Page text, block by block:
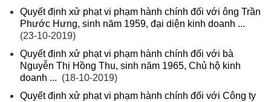
Quyết định xử phạt vi phạm hành chính đối với ông Trần
Phước Hưng, sinh năm 1959, đại diện kinh doanh ...
(23-10-2019)
Quyết định xử phạt vi phạm hành chính đối với bà
Nguyễn Thị Hồng Thu, sinh năm 1965, Chủ hộ kinh
doanh ... (18-10-2019)
Quyết định xử phạt vi phạm hành chính đối với Công ty